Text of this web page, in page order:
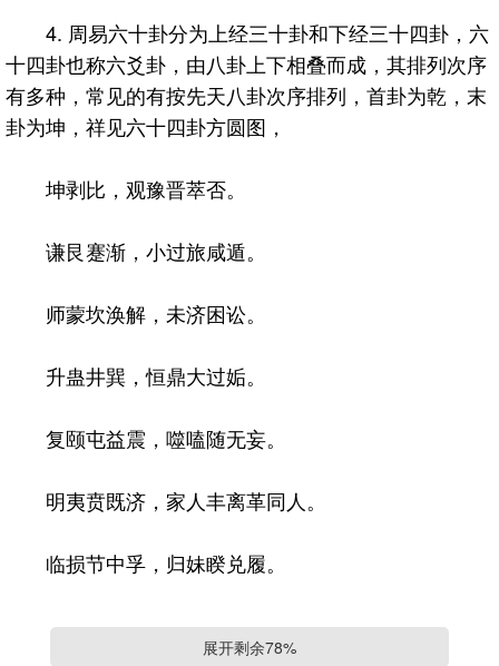
4. 周易六十卦分为上经三十卦和下经三十四卦，六
十四卦也称六爻卦，由八卦上下相叠而成，其排列次序
有多种，常见的有按先天八卦次序排列，首卦为乾，末
卦为坤，祥见六十四卦方圆图，
坤剥比，观豫晋萃否。
谦艮蹇渐，小过旅咸遁。
师蒙坎涣解，未济困讼。
升蛊井巽，恒鼎大过姤。
复颐屯益震，噬嗑随无妄。
明夷贲既济，家人丰离革同人。
临损节中孚，归妹睽兑履。
泰大畜，需小畜，大壮大有夬乾。
展开剩余78%